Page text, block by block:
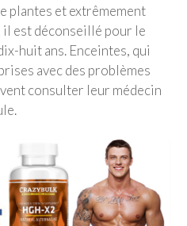
plantes et extrêmement
il est déconseillé pour le
huit ans. Enceintes, qui
avec des problèmes
consulter leur médecin